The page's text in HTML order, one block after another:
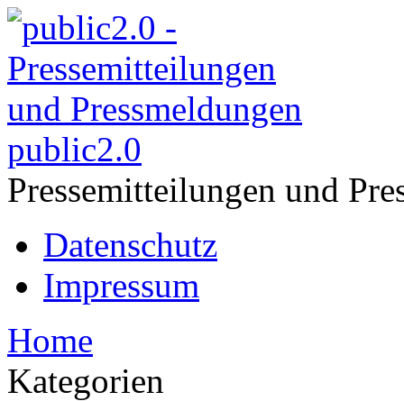
public2.0
Pressemitteilungen und
Datenschutz
Impressum
Home
Kategorien